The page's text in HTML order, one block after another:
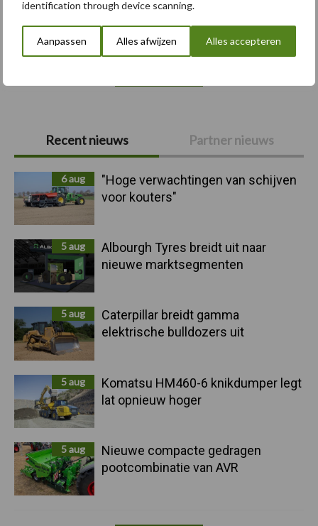
identification through device scanning.
Aanpassen Alles afwijzen Alles accepteren
Primaire
Sidebar
Recent nieuws Partner nieuws
6 aug
"Hoge verwachtingen van schijven
voor kouters"
5 aug
Albourgh Tyres breidt uit naar
nieuwe marktsegmenten
5 aug
Caterpillar breidt gamma
elektrische bulldozers uit
5 aug
Komatsu HM460-6 knikdumper legt
lat opnieuw hoger
5 aug
Nieuwe compacte gedragen
pootcombinatie van AVR